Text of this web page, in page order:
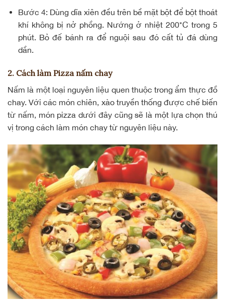
Bước 4: Dùng dĩa xiên đều trên bề mặt bột để bột thoát
khí không bị nở phồng. Nướng ở nhiệt 200*C trong 5
phút. Bỏ đế bánh ra để nguội sau đó cất tủ đá dùng
dần.
2. Cách làm Pizza nấm chay
Nấm là một loại nguyên liệu quen thuộc trong ẩm thực đồ
chay. Với các món chiên, xào truyền thống được chế biến
từ nấm, món pizza dưới đây cũng sẽ là một lựa chọn thú
vị trong cách làm món chay từ nguyên liệu này.